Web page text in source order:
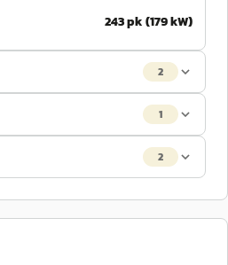
243 pk (179 kW)
2
1
2